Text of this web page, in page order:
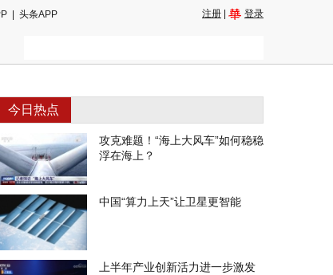
头条APP 注册 登录
今日热点
攻克难题！“海上大风车”如何稳稳
浮在海上？
中国“算力上天”让卫星更智能
上半年产业创新活力进一步激发